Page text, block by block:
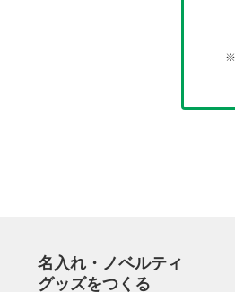
名入れ・ノベルティ
グッズをつくる